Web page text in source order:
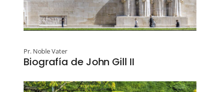
Pr. Noble Vater
Biografía de John Gill II